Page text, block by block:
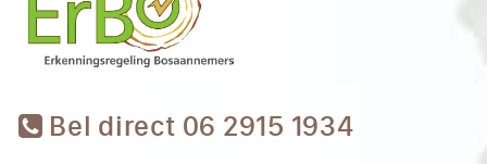
Bel direct 06 2915 1934